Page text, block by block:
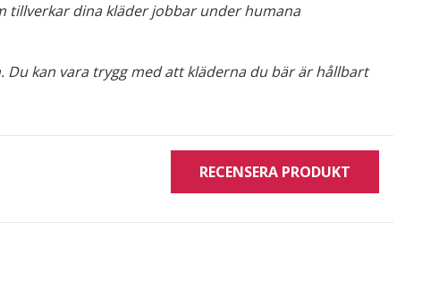
tillverkar dina kläder jobbar under humana
kan vara trygg med att kläderna du bär är hållbart
RECENSERA PRODUKT